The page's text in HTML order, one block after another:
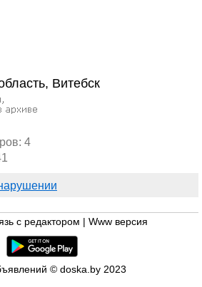
Витебск
4
с редактором Www версия
© doska.by 2023